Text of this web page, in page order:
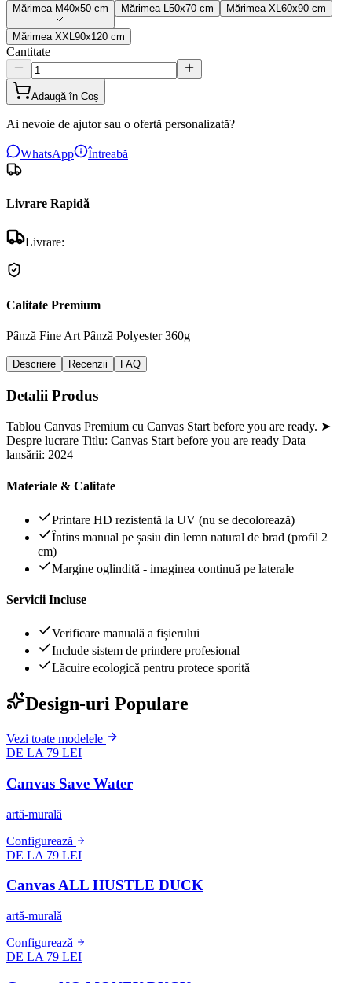
Mărimea M40x50 cm Mărimea 50x70 cm Mărimea XL 60x90 cm
Mărimea XXL 90x120 cm
Cantitate
Adaugă în Coș
Ai nevoie de ajutor sau o ofertă personalizată?
WhatsApp Întreabă
Livrare Rapidă
Livrare:
Calitate Premium
Pânză Fine Art Pânză Polyester 360g
Descriere Recenzii FAQ
Detalii Produs
Tablou Canvas Premium cu Canvas Start before you are ready. ➤
Despre lucrare Titlu: Canvas Start before you are ready Data
lansării: 2024
Materiale & Calitate
Printare HD rezistentă la UV (nu se decolorează)
Întins manual pe șasiu din lemn natural de brad (profil 2
cm)
Margine oglindită - imaginea continuă pe laterale
Servicii Incluse
Verificare manuală a fișierului
Include sistem de prindere profesional
Lăcuire ecologică pentru protece sporită
Design-uri Populare
Vezi toate modelele
DE LA 79 LEI
Canvas Save Water
artă-murală
Configurează
DE LA 79 LEI
Canvas ALL HUSTLE DUCK
artă-murală
Configurează
DE LA 79 LEI